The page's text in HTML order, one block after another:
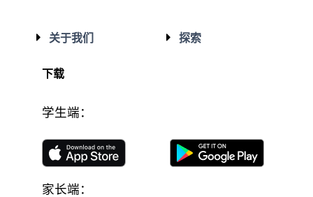
关于我们 探索
下载
学生端：
家长端：